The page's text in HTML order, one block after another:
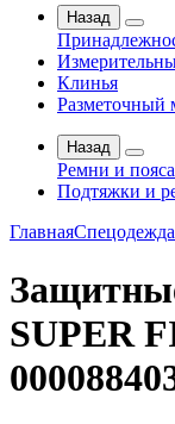
Назад
Клинья
Разметочный
Назад
Ремни и
Подтяжки и
Главная
SUPER